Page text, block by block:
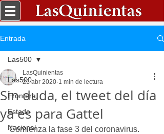
Entrada
Las500
Frontera
Estado
Nacional
Las500
Sin duda, el tweet del día
ya es para Gattel
LasQuinientas
21 abr 2020 1 min de lectura
Comienza la fase 3 del coronavirus.